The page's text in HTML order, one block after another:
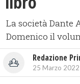
La società Dante
Domenico il
Redazione
25 Marzo